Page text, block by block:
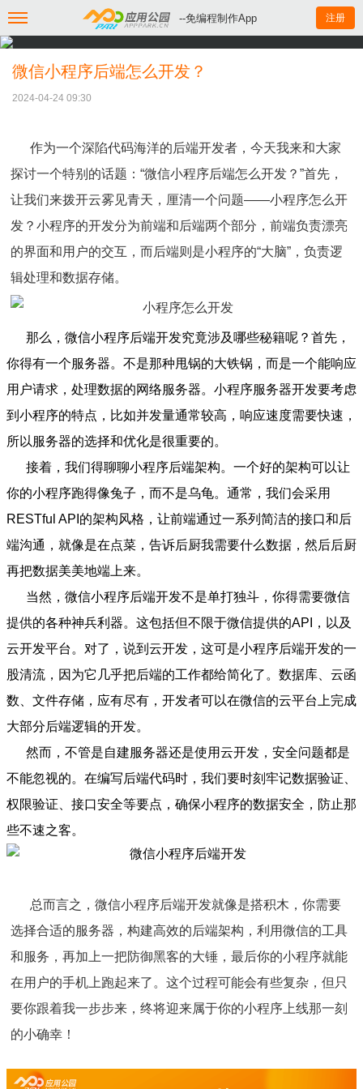
--免编程制作App 注册
微信小程序后端怎么开发？
2024-04-24 09:30
作为一个深陷代码海洋的后端开发者，今天我来和大家
探讨一个特别的话题：“微信小程序后端怎么开发？”首先，
让我们来拨开云雾见青天，厘清一个问题——小程序怎么开
发？小程序的开发分为前端和后端两个部分，前端负责漂亮
的界面和用户的交互，而后端则是小程序的“大脑”，负责逻
辑处理和数据存储。
那么，微信小程序后端开发究竟涉及哪些秘籍呢？首先，
你得有一个服务器。不是那种甩锅的大铁锅，而是一个能响应
用户请求，处理数据的网络服务器。小程序服务器开发要考虑
到小程序的特点，比如并发量通常较高，响应速度需要快速，
所以服务器的选择和优化是很重要的。
接着，我们得聊聊小程序后端架构。一个好的架构可以让
你的小程序跑得像兔子，而不是乌龟。通常，我们会采用
RESTful API的架构风格，让前端通过一系列简洁的接口和后
端沟通，就像是在点菜，告诉后厨我需要什么数据，然后后厨
再把数据美美地端上来。
当然，微信小程序后端开发不是单打独斗，你得需要微信
提供的各种神兵利器。这包括但不限于微信提供的API，以及
云开发平台。对了，说到云开发，这可是小程序后端开发的一
股清流，因为它几乎把后端的工作都给简化了。数据库、云函
数、文件存储，应有尽有，开发者可以在微信的云平台上完成
大部分后端逻辑的开发。
然而，不管是自建服务器还是使用云开发，安全问题都是
不能忽视的。在编写后端代码时，我们要时刻牢记数据验证、
权限验证、接口安全等要点，确保小程序的数据安全，防止那
些不速之客。
总而言之，微信小程序后端开发就像是搭积木，你需要
选择合适的服务器，构建高效的后端架构，利用微信的工具
和服务，再加上一把防御黑客的大锤，最后你的小程序就能
在用户的手机上跑起来了。这个过程可能会有些复杂，但只
要你跟着我一步步来，终将迎来属于你的小程序上线那一刻
的小确幸！